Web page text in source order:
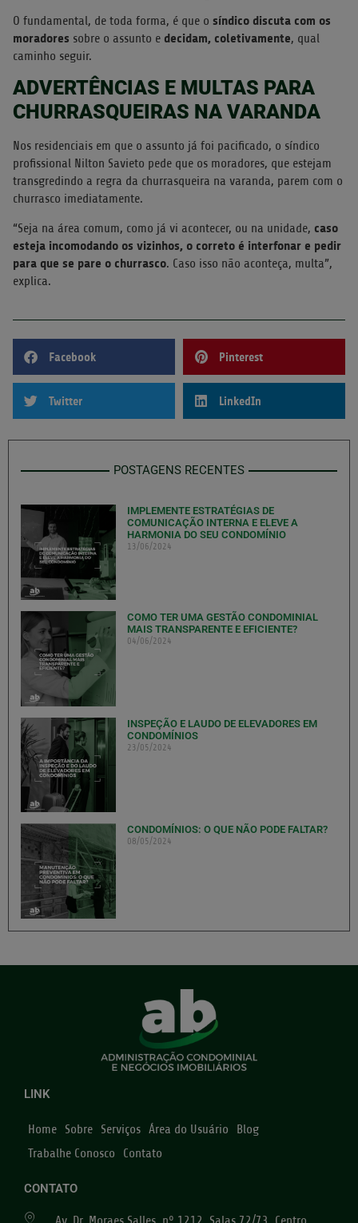
O fundamental, de toda forma, é que o síndico discuta com os
moradores sobre o assunto e decidam, coletivamente, qual
caminho seguir.
ADVERTÊNCIAS E MULTAS PARA
CHURRASQUEIRAS NA VARANDA
Nos residenciais em que o assunto já foi pacificado, o síndico
profissional Nilton Savieto pede que os moradores, que estejam
transgredindo a regra da churrasqueira na varanda, parem com o
churrasco imediatamente.
“Seja na área comum, como já vi acontecer, ou na unidade, caso
esteja incomodando os vizinhos, o correto é interfonar e pedir
para que se pare o churrasco. Caso isso não aconteça, multa”,
explica.
Facebook Pinterest
Twitter LinkedIn
POSTAGENS RECENTES
IMPLEMENTE ESTRATÉGIAS DE
COMUNICAÇÃO INTERNA E ELEVE A
HARMONIA DO SEU CONDOMÍNIO
13/06/2024
COMO TER UMA GESTÃO CONDOMINIAL
MAIS TRANSPARENTE E EFICIENTE?
04/06/2024
INSPEÇÃO E LAUDO DE ELEVADORES EM
CONDOMÍNIOS
23/05/2024
CONDOMÍNIOS: O QUE NÃO PODE FALTAR?
08/05/2024
LINK
Home Sobre Serviços Área do Usuário
Blog
Trabalhe Conosco
Contato
CONTATO